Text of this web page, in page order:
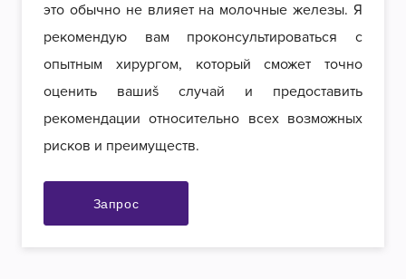
это обычно не влияет на молочные железы. Я
рекомендую вам проконсультироваться с
опытным хирургом, который сможет точно
оценить вашиš случай и предоставить
рекомендации относительно всех возможных
рисков и преимуществ.
Запрос